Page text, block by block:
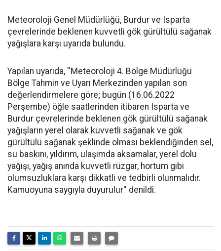
Meteoroloji Genel Müdürlüğü, Burdur ve Isparta
çevrelerinde beklenen kuvvetli gök gürültülü sağanak
yağışlara karşı uyarıda bulundu.
Yapılan uyarıda, ''Meteoroloji 4. Bölge Müdürlüğü
Bölge Tahmin ve Uyarı Merkezinden yapılan son
değerlendirmelere göre; bugün (16.06.2022
Perşembe) öğle saatlerinden itibaren Isparta ve
Burdur çevrelerinde beklenen gök gürültülü sağanak
yağışların yerel olarak kuvvetli sağanak ve gök
gürültülü sağanak şeklinde olması beklendiğinden sel,
su baskını, yıldırım, ulaşımda aksamalar, yerel dolu
yağışı, yağış anında kuvvetli rüzgar, hortum gibi
olumsuzluklara karşı dikkatli ve tedbirli olunmalıdır.
Kamuoyuna saygıyla duyurulur'' denildi.